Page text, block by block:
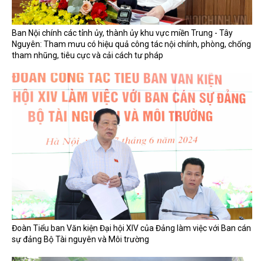
Ban Nội chính các tỉnh ủy, thành ủy khu vực miền Trung - Tây
Nguyên: Tham mưu có hiệu quả công tác nội chính, phòng, chống
tham nhũng, tiêu cực và cải cách tư pháp
Đoàn Tiểu ban Văn kiện Đại hội XIV của Đảng làm việc với Ban cán
sự đảng Bộ Tài nguyên và Môi trường